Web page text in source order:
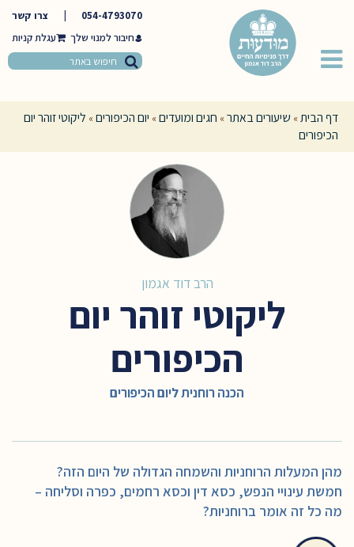
054-4793070
צרו קשר
חיבור למנוי שלך
דף הבית» שיעורים באתר» חגים ומועדים» יום הכיפורים» ליקוטי זוהר יום
הכיפורים
הרב דוד אגמון
ליקוטי זוהר יום
הכיפורים
הכנה רוחנית ליום הכיפורים
מהן המעלות הרוחניות והשמחה הגדולה של היום הזה?
חמשת עינויי הנפש, כסא דין וכסא רחמים, כפרה וסליחה –
מה כל זה אומר ברוחניות?